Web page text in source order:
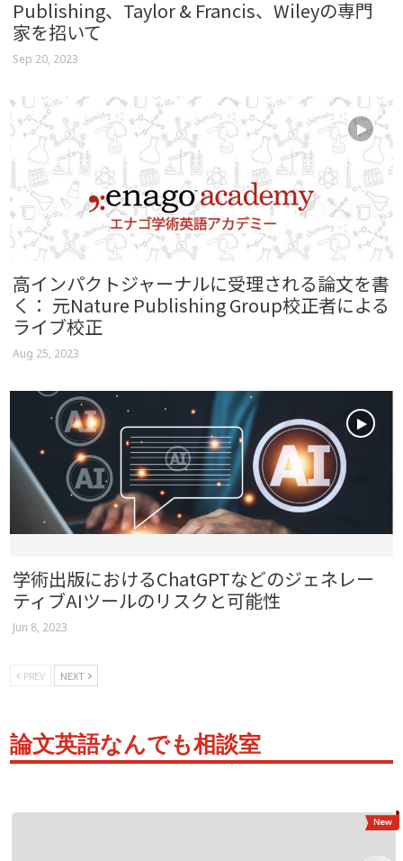
Publishing、Taylor & Francis、Wileyの専門
家を招いて
Sep 20, 2023
高インパクトジャーナルに受理される論文を書
く： 元Nature Publishing Group校正者による
ライブ校正
Aug 25, 2023
学術出版におけるChatGPTなどのジェネレー
ティブAIツールのリスクと可能性
Jun 8, 2023
PREV NEXT
論文英語なんでも相談室